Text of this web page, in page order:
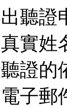
聽
實姓
證
子郵